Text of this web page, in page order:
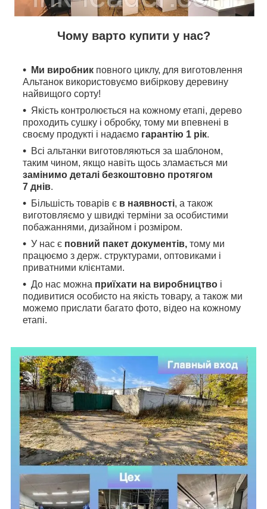
Чому варто купити у нас?
Ми виробник повного циклу, для виготовлення
Альтанок використовуємо вибіркову деревину
найвищого сорту!
Якість контролюється на кожному етапі, дерево
проходить сушку і обробку, тому ми впевнені в
своєму продукті і надаємо гарантію 1 рік.
Всі альтанки виготовляються за шаблоном,
таким чином, якщо навіть щось зламається ми
замінимо деталі безкоштовно протягом
7 днів.
Більшість товарів є в наявності, а також
виготовляємо у швидкі терміни за особистими
побажаннями, дизайном і розміром.
У нас є повний пакет документів, тому ми
працюємо з держ. структурами, оптовиками і
приватними клієнтами.
До нас можна приїхати на виробництво і
подивитися особисто на якість товару, а також ми
можемо прислати багато фото, відео на кожному
етапі.